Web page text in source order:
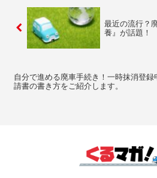
最近の流行？
養』が話題！
自分で進める廃車手続き！一時抹消登録
請書の書き方をご紹介します。